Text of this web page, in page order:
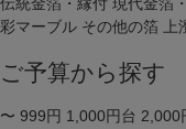
伝統金箔・縁付 現代金箔
彩マーブル その他の箔 上
ご予算から探す
〜 999円 1,000円台 2,000